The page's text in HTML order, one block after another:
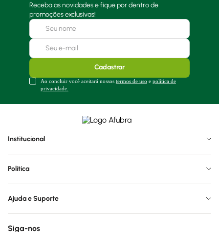
Receba as novidades e fique por dentro de
promoções exclusivas!
Cadastrar
Ao concluir você aceitará nossos termos de uso e política de
privacidade.
Institucional
Política
Ajuda e Suporte
Siga-nos